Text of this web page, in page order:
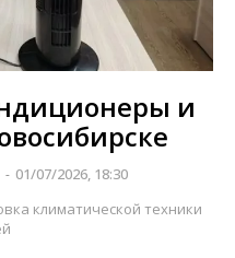
и
- 01/07/2026, 18:30
климатической техники